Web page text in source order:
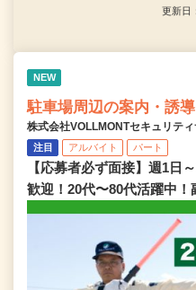
更新日
NEW
駐車場周辺の案内・誘
株式会社VOLLMONTセキュリテ
注目 アルバイト パート
【応募者必ず面接】週1日
歓迎！20代〜80代活躍中！